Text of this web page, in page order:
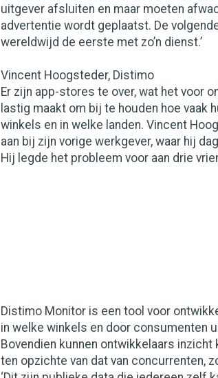
uitgever afsluiten en maar moeten
advertentie wordt geplaatst. De
wereldwijd de eerste met zo’n dienst.’
Vincent Hoogsteder, Distimo
Er zijn app-stores te over, wat het voor
lastig maakt om bij te houden hoe vaak
winkels en in welke landen. Vincent
aan bij zijn vorige werkgever, waar hij
Hij legde het probleem voor aan drie
Distimo Monitor is een tool voor
in welke winkels en door consumenten
Bovendien kunnen ontwikkelaars inzicht
ten opzichte van dat van concurrenten,